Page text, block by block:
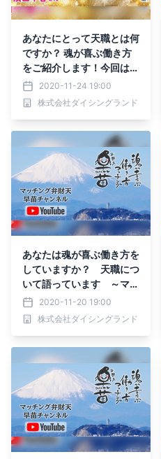
あなたにとって天職とは何
ですか？ 魂が喜ぶ働き方
をご紹介します！今回は
「宇宙生命学」です＾＾
2020-11-24 19:00
株式会社ダイシングランド
あなたは魂が喜ぶ働き方を
していますか？ 天職につ
いて語っています ～マッ
チング弁財天☆早苗チャ
ンネル～
2020-11-20 19:00
株式会社ダイシングランド